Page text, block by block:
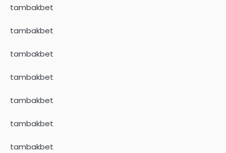
tambakbet
tambakbet
tambakbet
tambakbet
tambakbet
tambakbet
tambakbet